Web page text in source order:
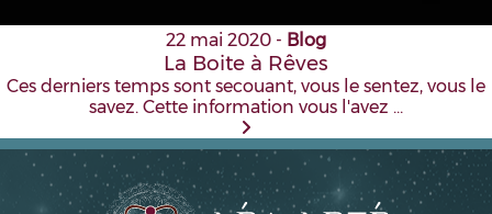
22 mai 2020 - Blog
La Boite à Rêves
Ces derniers temps sont secouant, vous le sentez, vous le
savez. Cette information vous l'avez …